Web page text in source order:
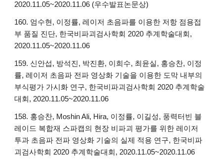
2020.11.05~2020.11.06 (우수발표논문상)
160. 엄수현, 이정률, 레이저 초음파를 이용한 저항 점용접
부 품질 진단, 한국비파괴검사학회 2020 추계학술대회,
2020.11.05~2020.11.06
159. 신안섭, 방석진, 박진환, 이희수, 최윤실, 홍승찬, 이정
률, 레이저 초음파 전파 영상화 기술을 이용한 도막 내부의
부식평가 가시화 연구, 한국비파괴검사학회 2020 추계학술
대회, 2020.11.05~2020.11.06
158. 홍승찬, Moshin Ali, Hira, 이정률, 이길성, 풍력터빈 블
레이드 복합재 스파캡의 현장 비파괴 평가를 위한 레이저
투과 초음파 전파 영상화 기술의 실제 적용 연구, 한국비파
괴검사학회 2020 추계학술대회, 2020.11.05~2020.11.06